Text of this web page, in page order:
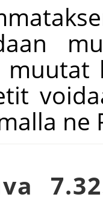
muutat
ne